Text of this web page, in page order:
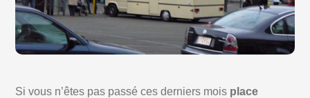
Si vous n’êtes pas passé ces derniers mois place